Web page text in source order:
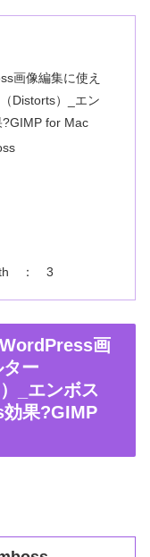
画像編集に使え
Distorts）_エン
for Mac
： 3
画
ー
_エンボス
果?GIMP